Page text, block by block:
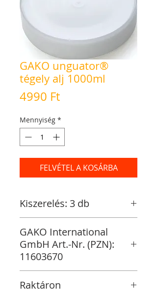
GAKO unguator®
tégely alj 1000ml
4990 FtÁr
Mennyiség *
FELVÉTEL A KOSÁRBA
Kiszerelés: 3 db
GAKO International
GmbH Art.-Nr. (PZN):
11603670
Raktáron